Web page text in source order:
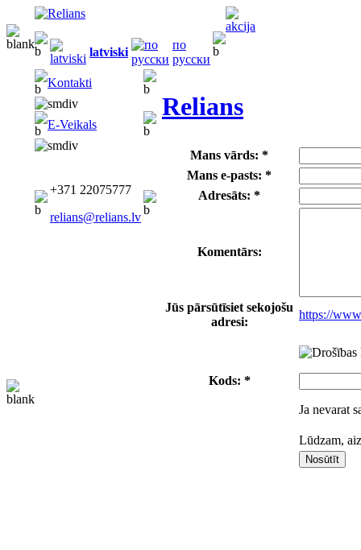
latviski
по
русски
Kontakti
E-Veikals
+371 22075777
relians@relians.lv
Relians
Mans vārds: *
Mans e-pasts: *
Adresāts: *
Komentārs:
Jūs pārsūtīsiet sekojošu
adresi:
https://
Kods: *
Ja nevarat
Lūdzam,